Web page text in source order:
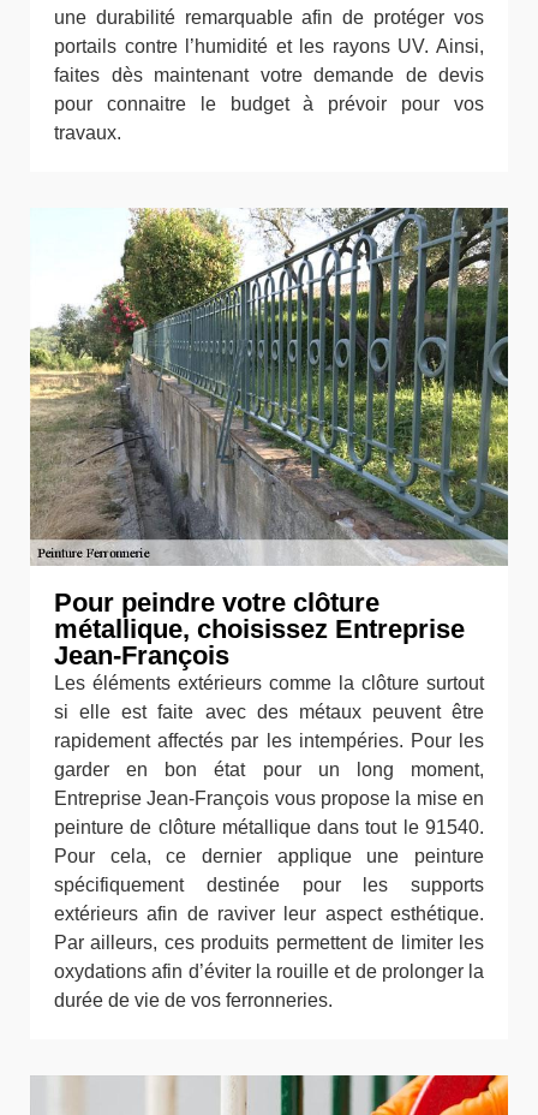
une durabilité remarquable afin de protéger vos
portails contre l’humidité et les rayons UV. Ainsi,
faites dès maintenant votre demande de devis
pour connaitre le budget à prévoir pour vos
travaux.
Pour peindre votre clôture
métallique, choisissez Entreprise
Jean-François
Les éléments extérieurs comme la clôture surtout
si elle est faite avec des métaux peuvent être
rapidement affectés par les intempéries. Pour les
garder en bon état pour un long moment,
Entreprise Jean-François vous propose la mise en
peinture de clôture métallique dans tout le 91540.
Pour cela, ce dernier applique une peinture
spécifiquement destinée pour les supports
extérieurs afin de raviver leur aspect esthétique.
Par ailleurs, ces produits permettent de limiter les
oxydations afin d’éviter la rouille et de prolonger la
durée de vie de vos ferronneries.